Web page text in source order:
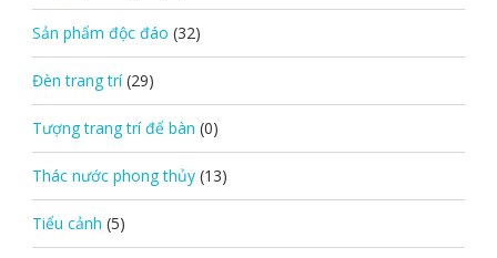
Sản phẩm độc đáo (32)
Đèn trang trí (29)
Tượng trang trí để bàn (0)
Thác nước phong thủy (13)
Tiểu cảnh (5)